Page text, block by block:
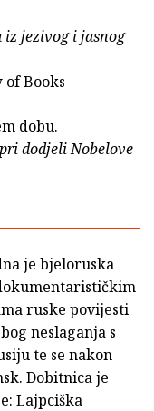
jezivog i jasnog
Books
dobu.
dodjeli Nobelove
je bjeloruska
ruske povijesti
neslaganja s
te se nakon
Dobitnica je
Lajpciška